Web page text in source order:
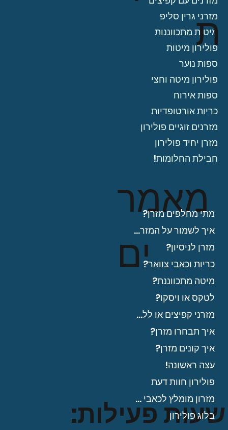
שעות פעילות:
מזרני גרין סליפ
מיטות מתכווננות
פולירון מיטות
ספות נוער
פולירון מיטה וחצי
ספות אירוח
כריות אורטופדיות
מזרנים זוגיים פולירון
מזרן יחיד פולירון
חבילת החלומות!
מאמר
ים
מתי מחלפים מזרן?
איך לשמור על המזרן?
מזרן לניסיון?
כריות וכאבי צוואר?
מיטה מתכווננת?
לטקס או ויסקו?
מזרני קפיצים או ללא?
איך תבחרו מזרן?
איך קונים מזרן?
עצה ראשונה!
פולירון חוות דעת
מזרון מומלץ לכאבי גב?
בלוג פולירון
ת